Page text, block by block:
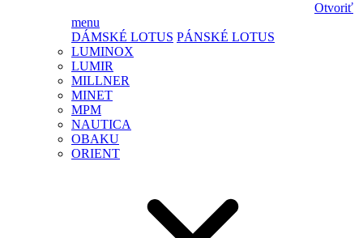
Otvoriť
menu
DÁMSKÉ LOTUS PÁNSKÉ LOTUS
LUMINOX
LUMIR
MILLNER
MINET
MPM
NAUTICA
OBAKU
ORIENT